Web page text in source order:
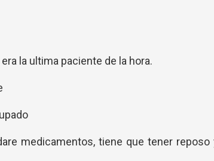
la ultima paciente de la hora.
medicamentos, tiene que tener reposo